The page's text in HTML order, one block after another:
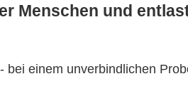
Menschen und
bei einem unverbindlichen